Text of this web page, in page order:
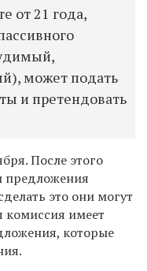
от 21 года,
может подать
и претендовать
После этого
предложения
это они могут
комиссия имеет
которые